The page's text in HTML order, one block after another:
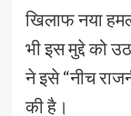
खिलाफ नया
भी इस मुद्दे को
ने इसे “नीच
की है।